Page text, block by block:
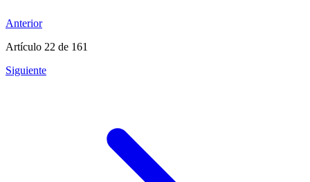
Anterior
Artículo 22 de 161
Siguiente